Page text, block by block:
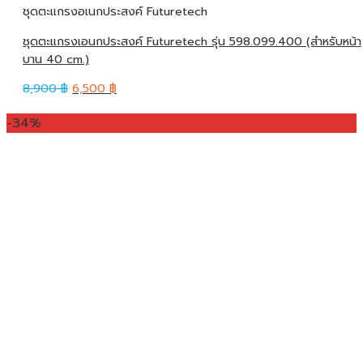
ชุดตะแกรงอเนกประสงค์ Futuretech
ชุดตะแกรงเอนกประสงค์ Futuretech รุ่น 598.099.400 (สำหรับหน้า
บาน 40 cm.)
8,900฿ 6,500 ฿
-34%